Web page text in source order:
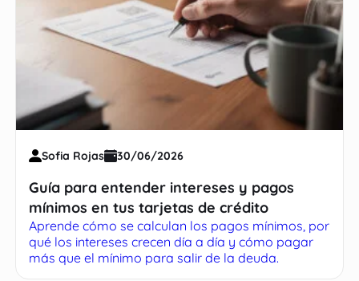
Sofia Rojas 30/06/2026
Guía para entender intereses y pagos
mínimos en tus tarjetas de crédito
Aprende cómo se calculan los pagos mínimos, por
qué los intereses crecen día a día y cómo pagar
más que el mínimo para salir de la deuda.